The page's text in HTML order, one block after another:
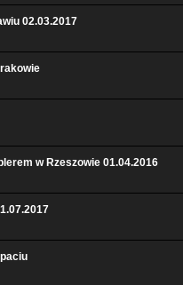
02.03.2017
w Rzeszowie 01.04.2016